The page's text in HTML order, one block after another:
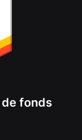
de fonds